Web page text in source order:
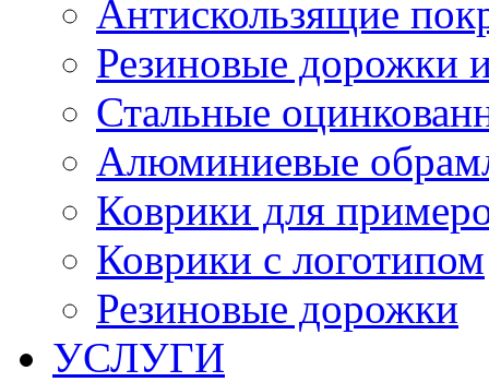
Антискользящие
Резиновые дорожки
Стальные
Алюминиевые
Коврики для
Коврики с логотипом
Резиновые дорожки
УСЛУГИ